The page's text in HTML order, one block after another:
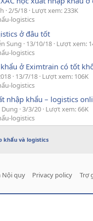
2/5/18 Lượt xem: 233K
logistics
ở đâu tốt
Sung 13/10/18 Lượt xem:
logistics
ở Eximtrain có tốt
13/7/18 Lượt xem: 106K
logistics
nhập khẩu – logistics
3/3/20 Lượt xem: 66K
logistics
khẩu và logistics
Nội quy Privacy policy Trợ